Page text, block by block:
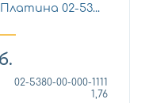
02-53...
02-5380-00-000-1111
1,76